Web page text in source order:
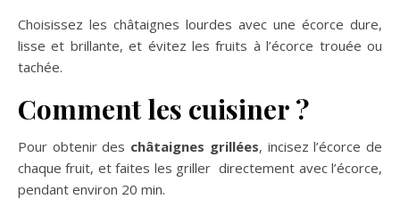
Choisissez les châtaignes lourdes avec une écorce dure,
lisse et brillante, et évitez les fruits à l’écorce trouée ou
tachée.
Comment les cuisiner ?
Pour obtenir des châtaignes grillées, incisez l’écorce de
chaque fruit, et faites les griller directement avec l’écorce,
pendant environ 20 min.